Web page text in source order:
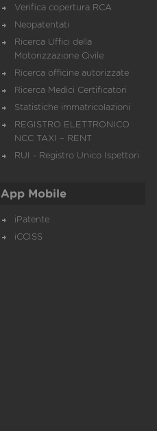
Verifica copertura RCA
Neopatentati
Ricerca Uffici della
Motorizzazione Civile
Ricerca officine autorizzate
Ricerca Medici Certificatori
Statistiche immatricolazioni
REGISTRO ELETTRONICO
NCC TAXI – RENT
RUI - Registro Unico Ispettori
App Mobile
iPatente
iCCISS